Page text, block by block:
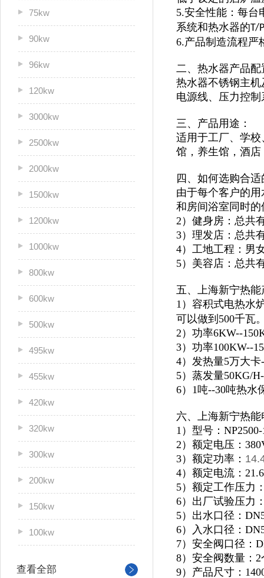
75kw
90kw
96kw
120kw
3000kw
2500kw
2000kw
1500kw
1200kw
1000kw
800kw
600kw
500kw
495kw
455kw
420kw
320kw
300kw
200kw
150kw
100kw
查看全部
5.安全性能：每台
系统和热水器的T/P
6.产品制造流程严
二、热水器产品配
热水器不锈钢主
电源线、压力控
三、产品用途：
适用于工厂、学
馆， 养生馆，酒
四、如何选购合
由于每个客户的
和房间浴室同时的
2）健身房：总共
3）理发店：总共
4）工地工程：男
5）美容店：总共
五、上海新宁热
1）容积式电热水
可以做到500千瓦
2）功率6KW--
3）功率100KW--
4）发热量5万大
5）蒸发量50KG/
6）1吨--30吨热水
六、上海新宁热
1）型号：NP2500-
2）额定电压：
3）额定功率：
4）额定电流：
5）额定工作压力
6）出厂试验压力
5）出水口径：
6）入水口径：
7）安全阀口径：
8）安全阀数量：2
9）产品尺寸：